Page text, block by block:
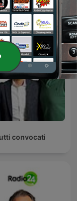
convocati